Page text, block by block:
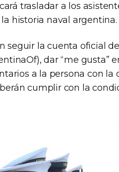
trasladar a los
historia naval argentina.
seguir la cuenta oficial de
dar “me gusta”
a la persona con la
cumplir con la